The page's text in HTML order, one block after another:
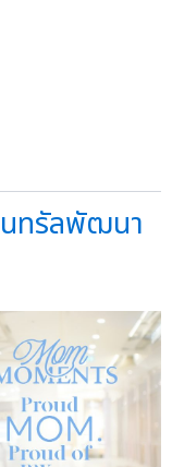
นทรัลพัฒนา